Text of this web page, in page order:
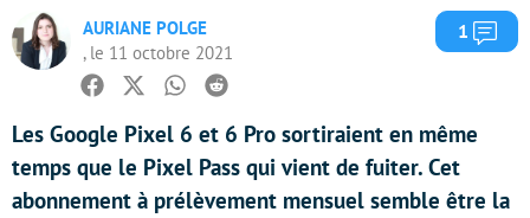
AURIANE POLGE
, le 11 octobre 2021
1
Facebook
TwitterWhatsapp
Reddit
Les Google Pixel 6 et 6 Pro sortiraient en même
temps que le Pixel Pass qui vient de fuiter. Cet
abonnement à prélèvement mensuel semble être la